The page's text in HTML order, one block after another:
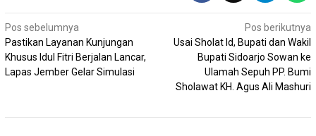
Navigasi
pos
Pos sebelumnya
Pastikan Layanan Kunjungan
Khusus Idul Fitri Berjalan Lancar,
Lapas Jember Gelar Simulasi
Pos berikutnya
Usai Sholat Id, Bupati dan Wakil
Bupati Sidoarjo Sowan ke
Ulamah Sepuh PP. Bumi
Sholawat KH. Agus Ali Mashuri